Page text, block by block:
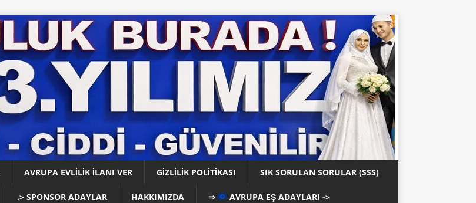
AVRUPA EVLİLİK İLANI VER GIZLILIK POLITIKASI SIK SORULAN SORULAR (SSS)
.> SPONSOR ADAYLAR HAKKIMIZDA ⇒ AVRUPA EŞ ADAYLARI ->